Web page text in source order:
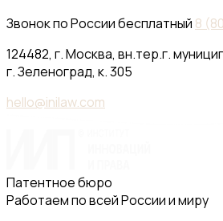
Звонок по России бесплатный 8
124482, г. Москва, вн.тер.г.
г. Зеленоград, к. 305
hello@inilaw.com
Патентное бюро
Работаем по всей России и миру